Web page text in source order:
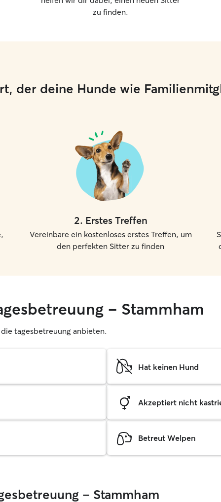
zu finden.
der deine Hunde wie
2. Erstes Treffen
Vereinbare ein kostenloses erstes Treffen, um
den perfekten Sitter zu finden
– Stammham
tagesbetreuung anbieten.
Hat keinen Hund
Akzeptiert nicht
Betreut Welpen
– Stammham